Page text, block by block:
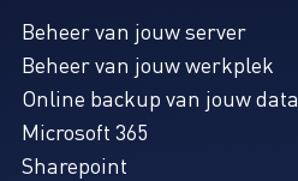
Beheer van jouw server
Beheer van jouw werkplek
Online backup van jouw data
Microsoft 365
Sharepoint